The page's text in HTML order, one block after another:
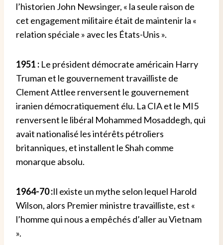
l’historien John Newsinger, « la seule raison de
cet engagement militaire était de maintenir la «
relation spéciale » avec les États-Unis ».
1951 : Le président démocrate américain Harry
Truman et le gouvernement travailliste de
Clement Attlee renversent le gouvernement
iranien démocratiquement élu. La CIA et le MI5
renversent le libéral Mohammed Mosaddegh, qui
avait nationalisé les intérêts pétroliers
britanniques, et installent le Shah comme
monarque absolu.
1964-70 :Il existe un mythe selon lequel Harold
Wilson, alors Premier ministre travailliste, est «
l’homme qui nous a empêchés d’aller au Vietnam
».